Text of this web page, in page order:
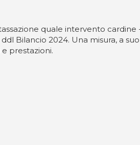
quale intervento cardine
Bilancio 2024. Una misura, a
prestazioni.